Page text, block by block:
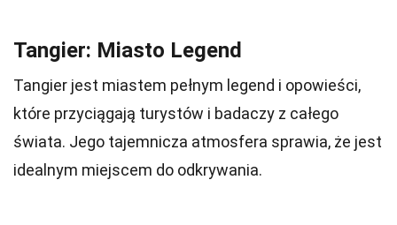
Tangier: Miasto Legend
Tangier jest miastem pełnym legend i opowieści,
które przyciągają turystów i badaczy z całego
świata. Jego tajemnicza atmosfera sprawia, że jest
idealnym miejscem do odkrywania.